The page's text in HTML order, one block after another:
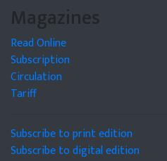
Magazines
Read Online
Subscription
Circulation
Tariff
Subscribe to print edition
Subscribe to digital edition